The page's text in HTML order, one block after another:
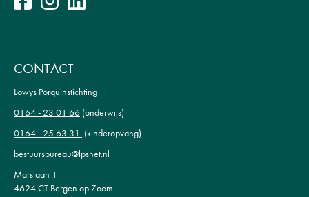
CONTACT
Lowys Porquinstichting
0164 - 23 01 66 (onderwijs)
0164 - 25 63 31 (kinderopvang)
bestuursbureau@lpsnet.nl
Marslaan 1
4624 CT Bergen op Zoom